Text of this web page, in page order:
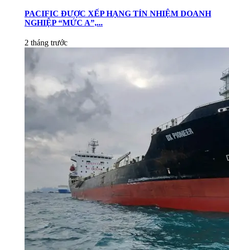
PACIFIC ĐƯỢC XẾP HẠNG TÍN NHIỆM DOANH
NGHIỆP “MỨC A”,...
2 tháng trước